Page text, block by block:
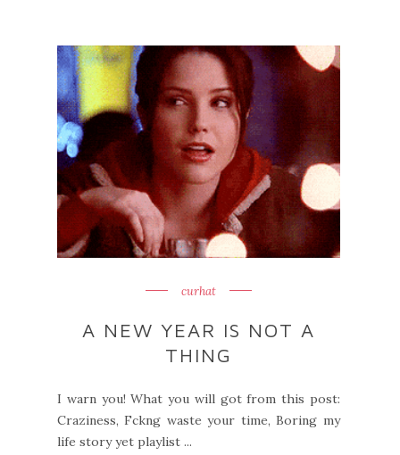
curhat
A NEW YEAR IS NOT A
THING
I warn you! What you will got from this post:
Craziness, Fckng waste your time, Boring my
life story yet playlist ...